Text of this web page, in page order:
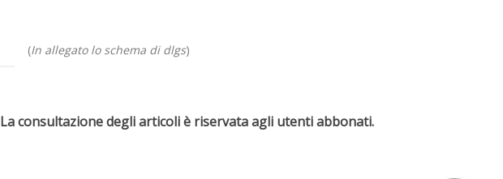
(In allegato lo schema di dlgs)
La consultazione degli articoli è riservata agli utenti abbonati.